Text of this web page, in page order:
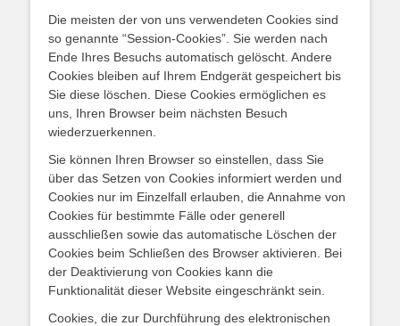
Die meisten der von uns verwendeten Cookies sind
so genannte “Session-Cookies”. Sie werden nach
Ende Ihres Besuchs automatisch gelöscht. Andere
Cookies bleiben auf Ihrem Endgerät gespeichert bis
Sie diese löschen. Diese Cookies ermöglichen es
uns, Ihren Browser beim nächsten Besuch
wiederzuerkennen.
Sie können Ihren Browser so einstellen, dass Sie
über das Setzen von Cookies informiert werden und
Cookies nur im Einzelfall erlauben, die Annahme von
Cookies für bestimmte Fälle oder generell
ausschließen sowie das automatische Löschen der
Cookies beim Schließen des Browser aktivieren. Bei
der Deaktivierung von Cookies kann die
Funktionalität dieser Website eingeschränkt sein.
Cookies, die zur Durchführung des elektronischen